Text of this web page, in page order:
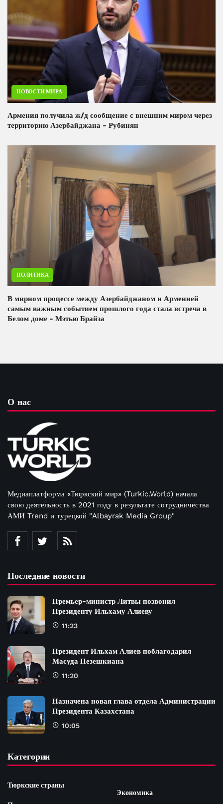
НОВОСТИ МИРА
Армения получила ж/д сообщение с внешним миром через
территорию Азербайджана - Рубинян
ПОЛИТИКА
В мирном процессе между Азербайджаном и Арменией
самым важным событием прошлого года стала встреча в
Белом доме - Мэтью Брайза
О нас
Медиаплатформа «Тюркский мир» (Turkic.World) начала
свою деятельность в 2021 году в результате сотрудничества
АМИ Trend и турецкой "Albayrak Media Group"
Последние новости
Премьер-министр Литвы позвонил
Президенту Ильхаму Алиеву
11:23
Президент Ильхам Алиев поблагодарил
Масуда Пезешкиана
11:20
Назначена новая глава отдела Администрации
Президента Казахстана
10:05
Категории
Тюркские страны
Экономика